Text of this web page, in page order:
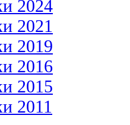
2024
2021
2019
2016
2015
2011